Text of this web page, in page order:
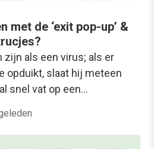
met de ‘exit pop-up’ &
als een virus; als er
opduikt, slaat hij meteen
snel vat op een…